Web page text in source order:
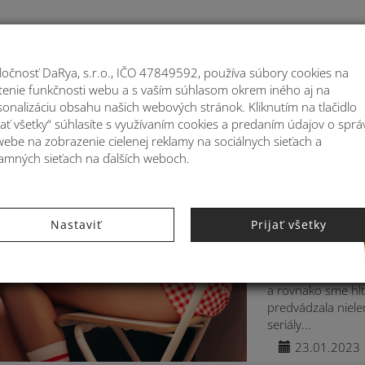
MÓDNE DOPLNKY BYTOVÉ
Móda 90.
Osudovú lásku
a rovnako sme
predvádzala
seriály...
23.01.2023
DaRya, s.r.o., IČO 47849592, používa súbory cookies na
funkčnosti webu a s vaším súhlasom okrem iného aj na
obsahu našich webových stránok. Kliknutím na tlačidlo
všetky“ súhlasíte s využívaním cookies a predaním údajov o
na zobrazenie cielenej reklamy na sociálnych sieťach a
sieťach na ďalších weboch.
Nastaviť Prijať všetky